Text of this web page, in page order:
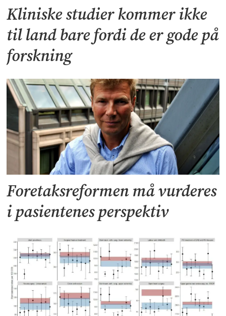
Kliniske studier kommer ikke
til land bare fordi de er gode på
forskning
Foretaksreformen må vurderes
i pasientenes perspektiv